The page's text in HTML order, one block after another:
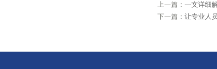
上一篇： 一文详细
下一篇： 让专业人